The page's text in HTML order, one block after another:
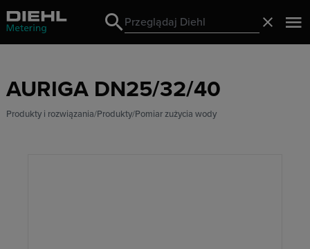
Search
Search
AURIGA DN25/32/40
Produkty i rozwiązania Produkty Pomiar zużycia wody